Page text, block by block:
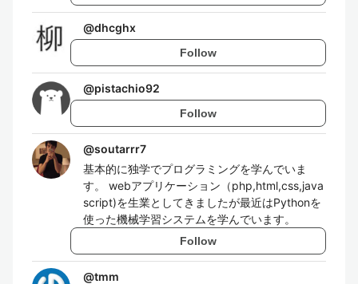
@dhcghx
Follow
@pistachio92
Follow
@soutarrr7
基本的に独学でプログラミングを学んでいま
す。 webアプリケーション（php,html,css,java
script)を生業としてきましたが最近はPythonを
使った機械学習システムを学んでいます。
Follow
@tmm